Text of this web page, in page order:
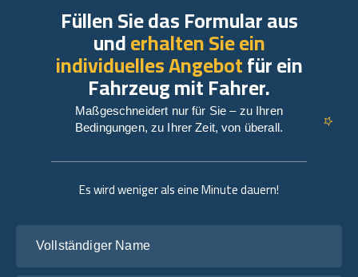
Es wird weniger als eine Minute dauern!
Füllen Sie das Formular aus
underhalten Sie ein
individuelles Angebotfür ein
Fahrzeug mit Fahrer.
Maßgeschneidert nur für Sie – zu Ihren
Bedingungen, zu Ihrer Zeit, von überall.